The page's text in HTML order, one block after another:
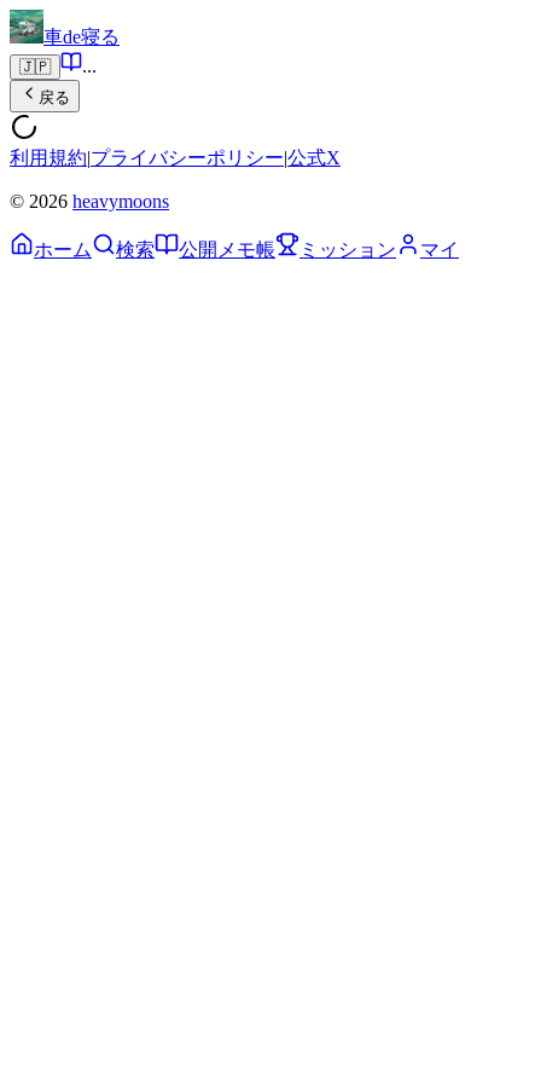
車de寝る
🇯🇵 ...
戻る
利用規約|プライバシーポリシー|公式X
© 2026 heavymoons
ホーム 検索 公開メモ帳 ミッション マイ